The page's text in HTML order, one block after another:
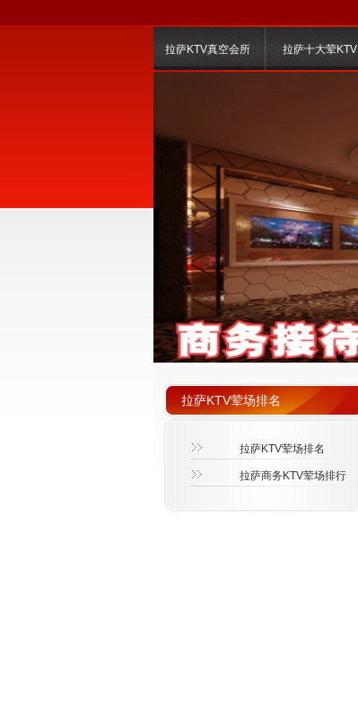
拉萨KTV真空会所 拉萨十大荤KTV
拉萨KTV荤场排名
拉萨KTV荤场排名
拉萨商务KTV荤场排行